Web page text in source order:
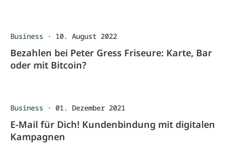
Business · 10. August 2022
Bezahlen bei Peter Gress Friseure: Karte, Bar
oder mit Bitcoin?
Business · 01. Dezember 2021
E-Mail für Dich! Kundenbindung mit digitalen
Kampagnen